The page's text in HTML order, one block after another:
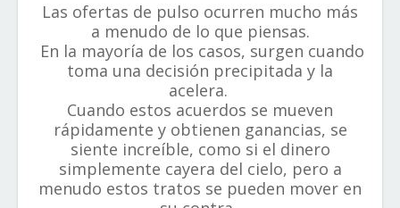
Las ofertas de pulso ocurren mucho más
a menudo de lo que piensas.
En la mayoría de los casos, surgen cuando
toma una decisión precipitada y la
acelera.
Cuando estos acuerdos se mueven
rápidamente y obtienen ganancias, se
siente increíble, como si el dinero
simplemente cayera del cielo, pero a
menudo estos tratos se pueden mover en